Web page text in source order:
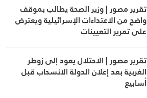
تقرير مصور | وزير الصحة يطالب بموقف
واضح من الاعتداءات الإسرائيلية ويعترض
على تمرير التعيينات
تقرير مصور | الاحتلال يعود إلى زوطر
الغربية بعد إعلان الدولة الانسحاب قبل
أسابيع